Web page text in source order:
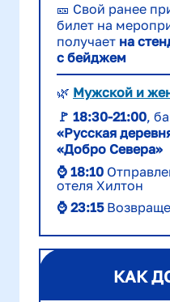
🎫 Свой ранее
билет на
получает на
с бейджем
🌿 Мужской и
🚩 18:30-21:00,
«Русская
«Добро Севера»
⌚ 18:10
отеля Хилтон
⌚ 23:15
КАК